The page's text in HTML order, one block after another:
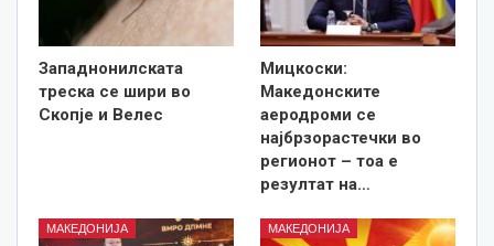
Западнонилската
треска се шири во
Скопје и Велес
Мицкоски:
Македонските
аеродроми се
најбрзорастечки во
регионот – тоа е
резултат на…
МАКЕДОНИЈА МАКЕДОНИЈА